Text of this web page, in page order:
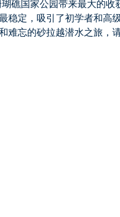
礁国家公园带来最大的收
稳定，吸引了初学者和高
难忘的砂拉越潜水之旅 ，